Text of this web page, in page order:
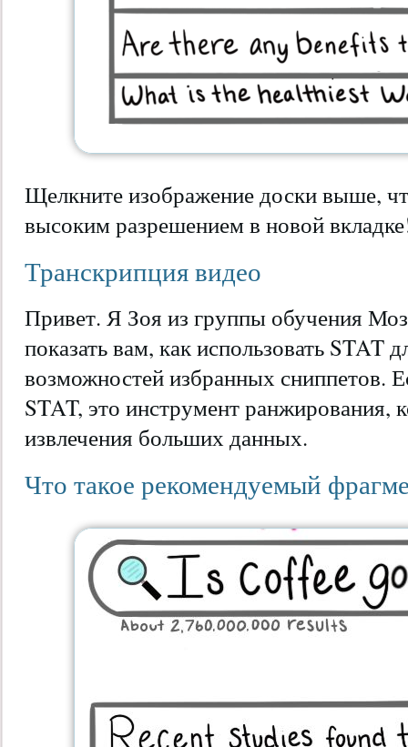
Щелкните изображение доски выше,
высоким разрешением в новой
Транскрипция видео
Привет. Я Зоя из группы обучения
показать вам, как использовать STAT
возможностей избранных сниппетов.
STAT, это инструмент ранжирования,
извлечения больших данных.
Что такое рекомендуемый